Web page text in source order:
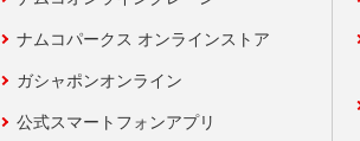
ナムコパークス オンラインストア
ガシャポンオンライン
公式スマートフォンアプリ